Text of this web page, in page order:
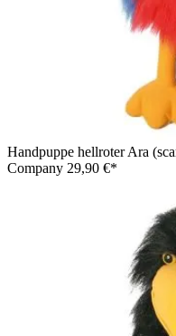
Handpuppe hellroter Ara
Company 29,90 €*